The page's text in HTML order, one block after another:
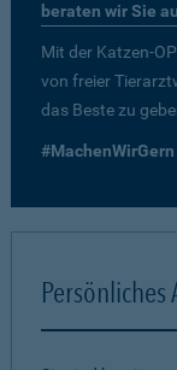
beraten wir Sie
Mit der Katzen-
von freier
das Beste zu
#MachenWirGern
Persönliches